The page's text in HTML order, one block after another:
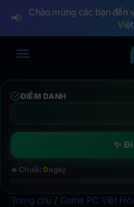
📢
Chào mừng các bạn đến
ĐIỂM DANH
✨
🔥 Chuỗi: 0ngày
Trang chủ / Game PC Việt